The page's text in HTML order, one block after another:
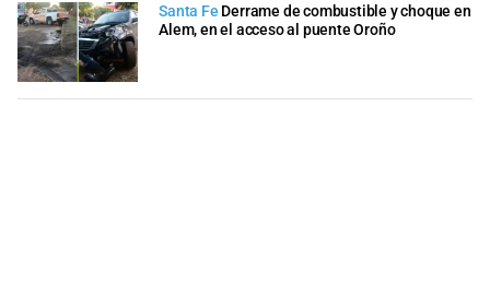
Santa Fe Derrame de combustible y choque en
Alem, en el acceso al puente Oroño